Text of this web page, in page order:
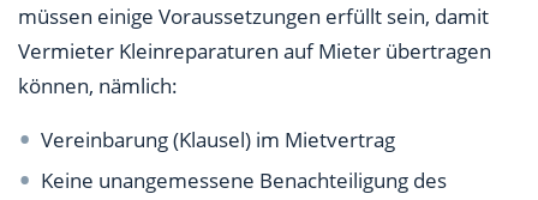
müssen einige Voraussetzungen erfüllt sein, damit
Vermieter Kleinreparaturen auf Mieter übertragen
können, nämlich:
Vereinbarung (Klausel) im Mietvertrag
Keine unangemessene Benachteiligung des